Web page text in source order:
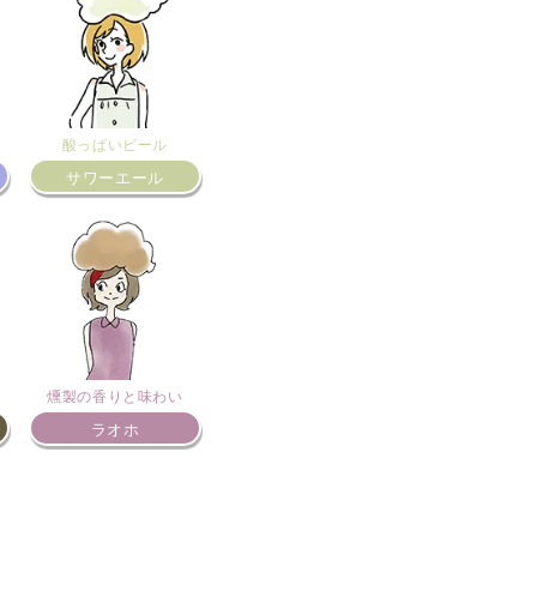
酸っぱいビール
サワーエール
燻製の香りと味わい
ラオホ